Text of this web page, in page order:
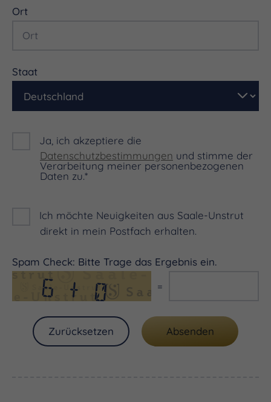
Ort
Staat
Ja, ich akzeptiere die
Datenschutzbestimmungen und stimme der
Verarbeitung meiner personenbezogenen
Daten zu.*
direkt in mein Postfach erhalten.
Spam Check: Bitte Trage das Ergebnis ein.
=